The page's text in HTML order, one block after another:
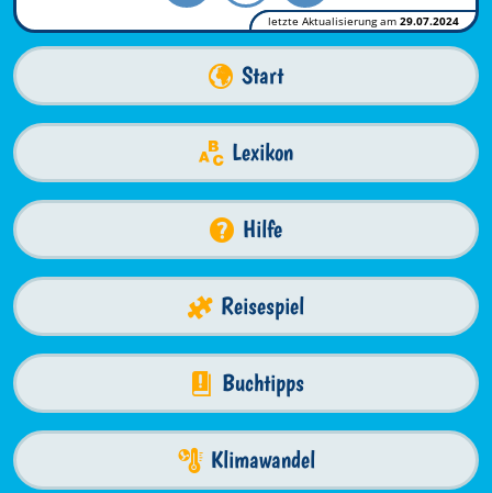
letzte Aktualisierung am 29.07.2024
Start
Lexikon
Hilfe
Reisespiel
Buchtipps
Klimawandel